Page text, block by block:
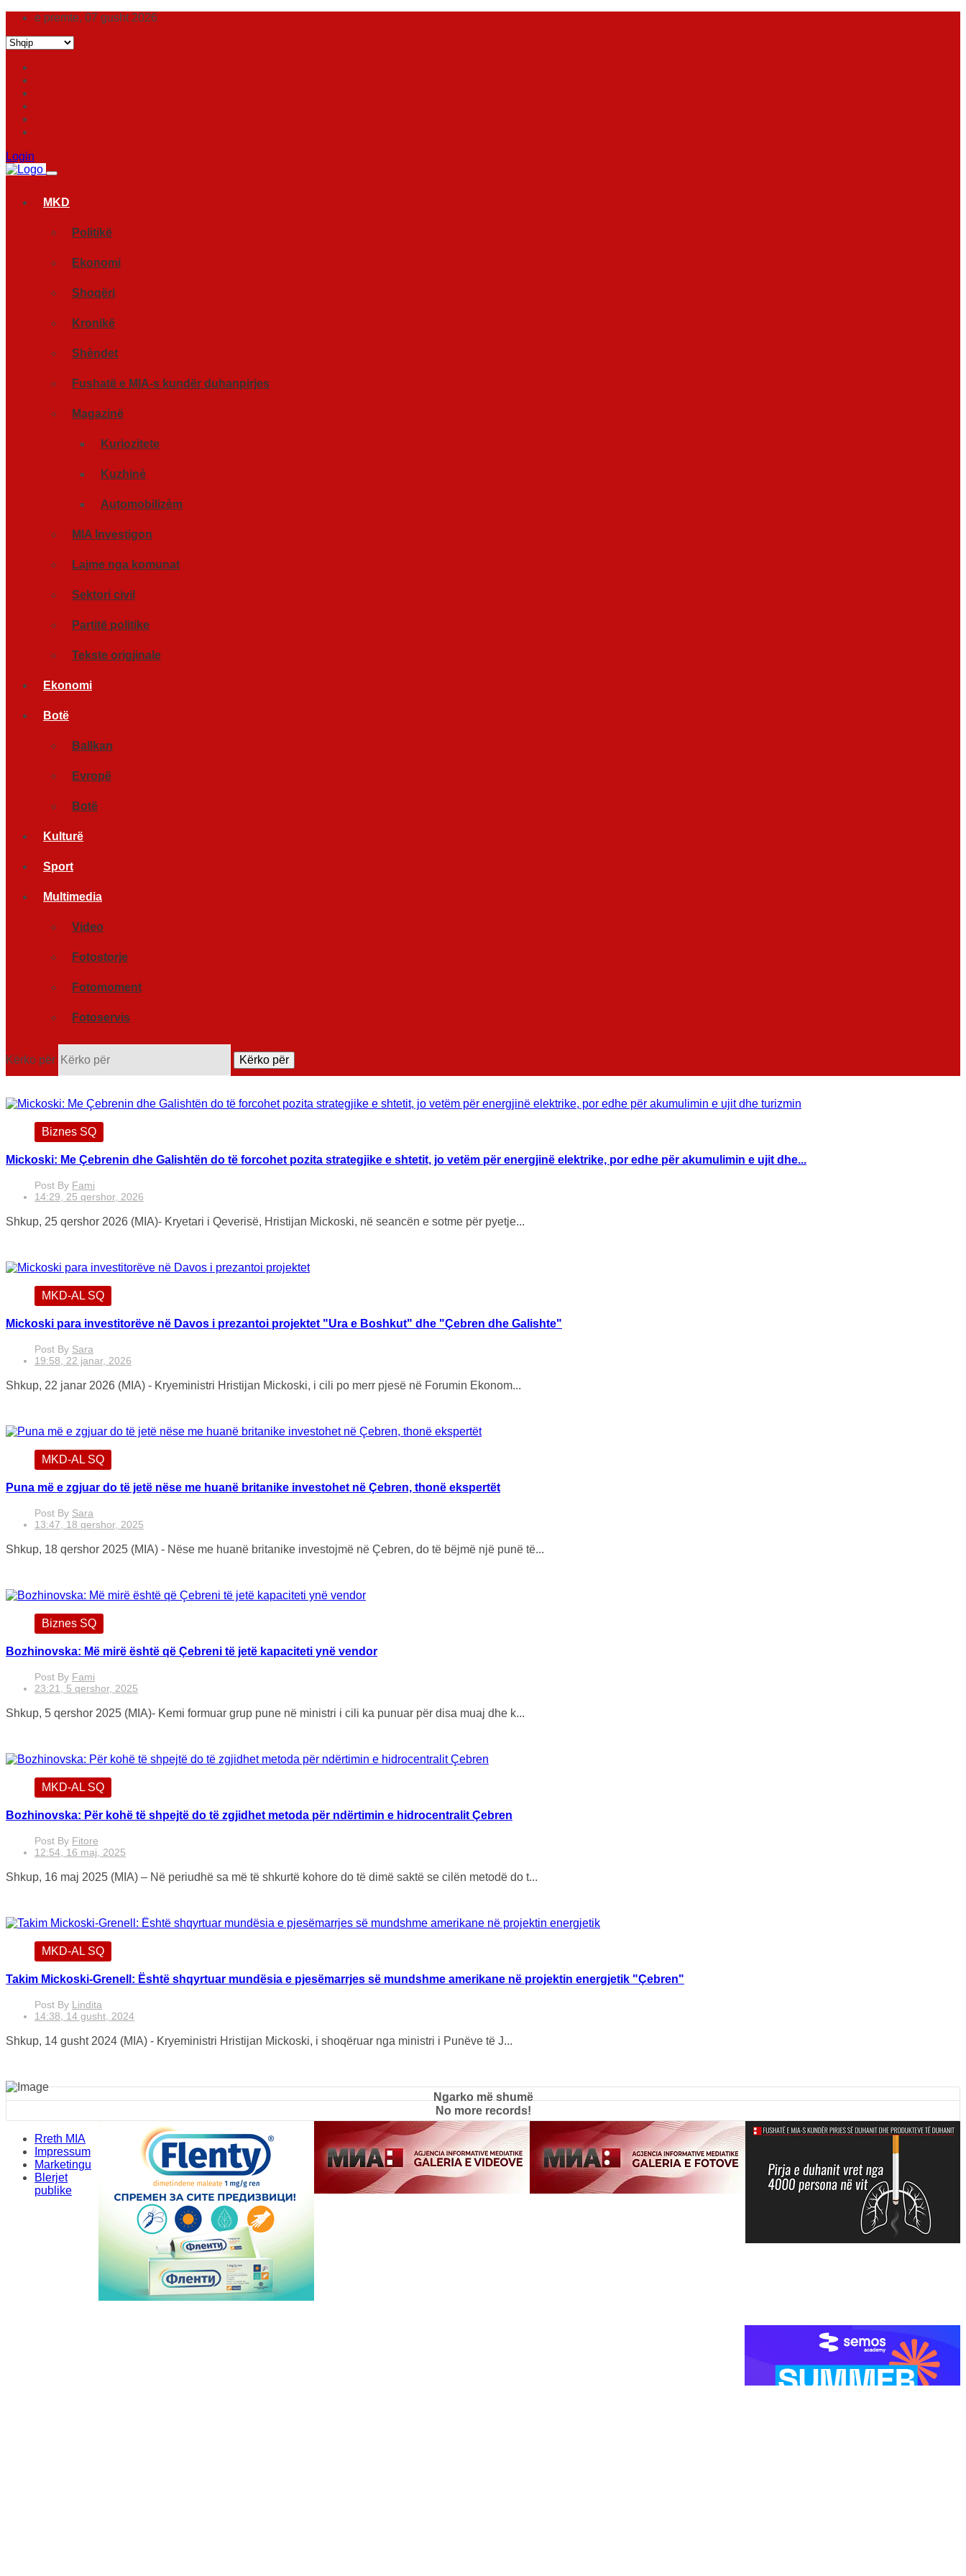
e premte, 07 gusht 2026
Login
MKD
Politikë
Ekonomi
Shoqëri
Kronikë
Shèndet
Fushatë e MIA-s kundër duhanpirjes
Magazinë
Kuriozitete
Kuzhinè
Automobilizèm
MIA Investigon
Lajme nga komunat
Sektori civil
Partitë politike
Tekste origjinale
Ekonomi
Botë
Ballkan
Evropë
Botë
Kulturë
Sport
Multimedia
Video
Fotostorje
Fotomoment
Fotoservis
Kërko për Kërko për
Biznes SQ
Mickoski: Me Çebrenin dhe Galishtën do të forcohet pozita strategjike e shtetit, jo vetëm për energjinë elektrike, por edhe për akumulimin e ujit dhe...
Post By Fami
14:29, 25 qershor, 2026
Shkup, 25 qershor 2026 (MIA)- Kryetari i Qeverisë, Hristijan Mickoski, në seancën e sotme për pyetje...
MKD-AL SQ
Mickoski para investitorëve në Davos i prezantoi projektet "Ura e Boshkut" dhe "Çebren dhe Galishte"
Post By Sara
19:58, 22 janar, 2026
Shkup, 22 janar 2026 (MIA) - Kryeministri Hristijan Mickoski, i cili po merr pjesë në Forumin Ekonom...
MKD-AL SQ
Puna më e zgjuar do të jetë nëse me huanë britanike investohet në Çebren, thonë ekspertët
Post By Sara
13:47, 18 qershor, 2025
Shkup, 18 qershor 2025 (MIA) - Nëse me huanë britanike investojmë në Çebren, do të bëjmë një punë të...
Biznes SQ
Bozhinovska: Më mirë është që Çebreni të jetë kapaciteti ynë vendor
Post By Fami
23:21, 5 qershor, 2025
Shkup, 5 qershor 2025 (MIA)- Kemi formuar grup pune në ministri i cili ka punuar për disa muaj dhe k...
MKD-AL SQ
Bozhinovska: Për kohë të shpejtë do të zgjidhet metoda për ndërtimin e hidrocentralit Çebren
Post By Fitore
12:54, 16 maj, 2025
Shkup, 16 maj 2025 (MIA) – Në periudhë sa më të shkurtë kohore do të dimë saktë se cilën metodë do t...
MKD-AL SQ
Takim Mickoski-Grenell: Është shqyrtuar mundësia e pjesëmarrjes së mundshme amerikane në projektin energjetik "Çebren"
Post By Lindita
14:38, 14 gusht, 2024
Shkup, 14 gusht 2024 (MIA) - Kryeministri Hristijan Mickoski, i shoqëruar nga ministri i Punëve të J...
Ngarko më shumë
No more records!
Rreth MIA
Impressum
Marketingu
Blerjet
publike